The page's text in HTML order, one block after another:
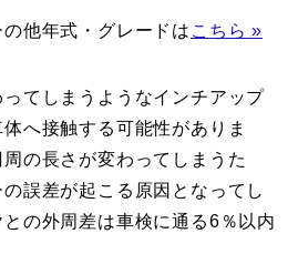
他年式・グレードは こちら »
てしまうようなインチアップ
へ接触する可能性がありま
の長さが変わってしまうた
誤差が起こる原因となってし
の外周差は車検に通る6％以内